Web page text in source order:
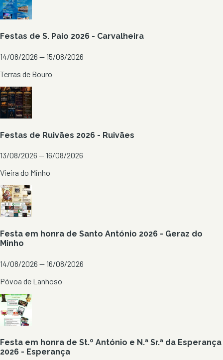
Festas de S. Paio 2026 - Carvalheira
14/08/2026 — 15/08/2026
Terras de Bouro
Festas de Ruivães 2026 - Ruivães
13/08/2026 — 16/08/2026
Vieira do Minho
Festa em honra de Santo António 2026 - Geraz do
Minho
14/08/2026 — 16/08/2026
Póvoa de Lanhoso
Festa em honra de St.º António e N.ª Sr.ª da Esperança
2026 - Esperança